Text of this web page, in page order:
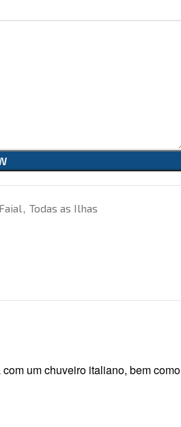
Faial, Todas as Ilhas
um chuveiro italiano, bem como